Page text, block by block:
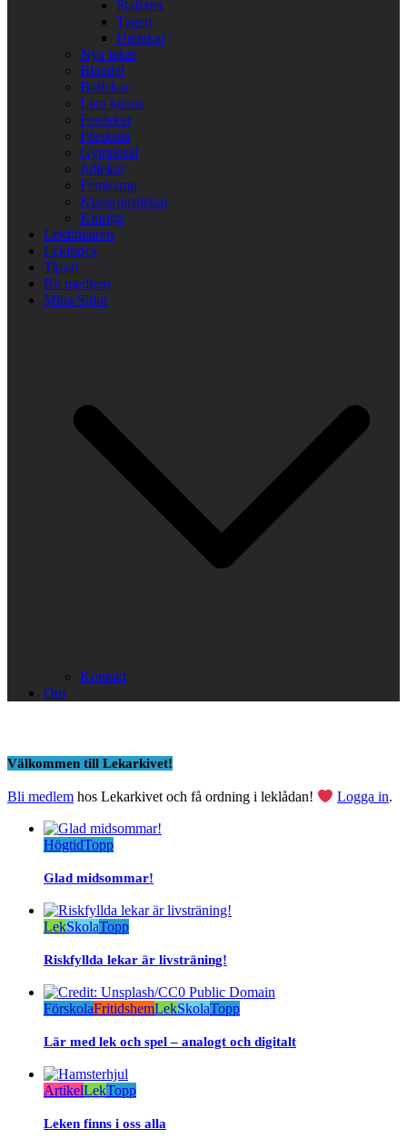
Stafetter
Tagen
Utelekar
Nya lekar
Blandat
Bollekar
Lära känna
Festlekar
Förskola
Gympasal
Jullekar
Femkamp
Klassrumslekar
Kluriga
Lekfinnaren
Lekindex
Tipsa!
Bli medlem
Mina Sidor
Kontakt
Om
Välkommen till Lekarkivet!
Bli medlem hos Lekarkivet och få ordning i leklådan! Logga in.
HögtidTopp
Glad midsommar!
LekSkolaTopp
Riskfyllda lekar är livsträning!
FörskolaFritidshemLekSkolaTopp
Lär med lek och spel – analogt och digitalt
ArtikelLekTopp
Leken finns i oss alla